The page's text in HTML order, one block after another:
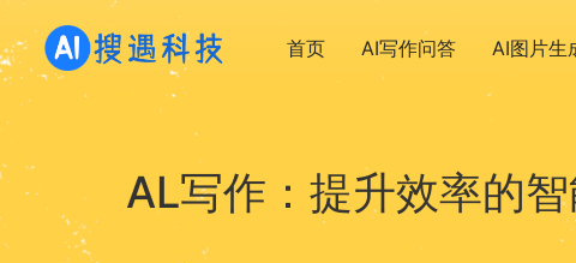
首页 AI写作问答 AI图片生
AL写作：提升效率的